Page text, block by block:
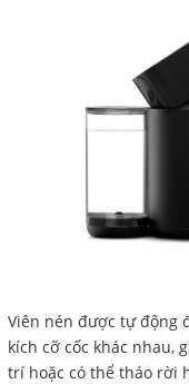
Viên nén được tự động
kích cỡ cốc khác nhau,
trí hoặc có thể tháo rời